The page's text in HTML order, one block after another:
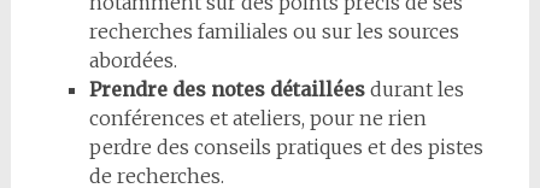
recherches familiales ou sur les sources
abordées.
Prendre des notes détailléesdurant les
conférences et ateliers, pour ne rien
perdre des conseils pratiques et des pistes
de recherches.